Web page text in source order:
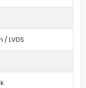
/ LVDS